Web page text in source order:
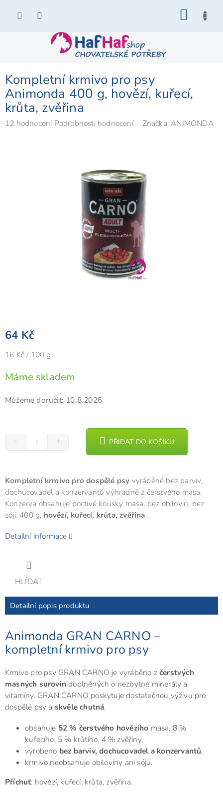
Kompletní krmivo pro psy
Animonda 400 g, hovězí, kuřecí,
krůta, zvěřina
Průměrné
12 hodnocení Podrobnosti hodnocení Značka:ANIMONDA
64 Kč
Měrná
16 Kč / 100 g
Máme skladem
Můžeme doručit: 10.8.2026
PŘIDAT DO KOŠÍKU
Kompletní krmivo pro dospělé psy vyráběné bez barviv,
dochucovadel a konzervantů výhradně z čerstvého masa.
Konzerva obsahuje poctivé kousky masa, bez obilovin, bez
sóji. 400 g, hovězí, kuřecí, krůta, zvěřina.
Detailní informace
HLÍDAT
Detailní popis produktu
Animonda GRAN CARNO –
kompletní krmivo pro psy
Krmivo pro psy GRAN CARNO je vyráběno zčerstvých
masných surovin doplněných o nezbytné minerály a
vitamíny. GRAN CARNO poskytuje dostatečnou výživu pro
dospělé psy a skvěle chutná.
obsahuje 52 % čerstvého hovězího masa, 8 %
kuřecího, 5 % krůtího, 4 % zvěřiny,
vyrobeno bez barviv, dochucovadel a konzervantů,
krmivo neobsahuje obiloviny ani sóju.
Příchuť: hovězí, kuřecí, krůta, zvěřina.